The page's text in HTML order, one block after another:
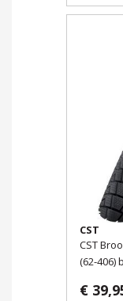
CST
CST
(62-406)
€